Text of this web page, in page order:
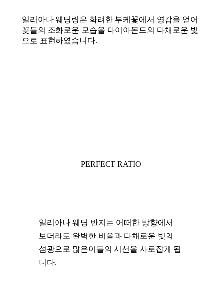
일리아나 웨딩링은 화려한 부케꽃에서 영감을 얻어
꽃들의 조화로운 모습을 다이아몬드의 다채로운 빛
으로 표현하였습니다.
PERFECT RATIO
일리아나 웨딩 반지는 어떠한 방향에서
보더라도 완벽한 비율과 다채로운 빛의
섬광으로 많은이들의 시선을 사로잡게 됩
니다.